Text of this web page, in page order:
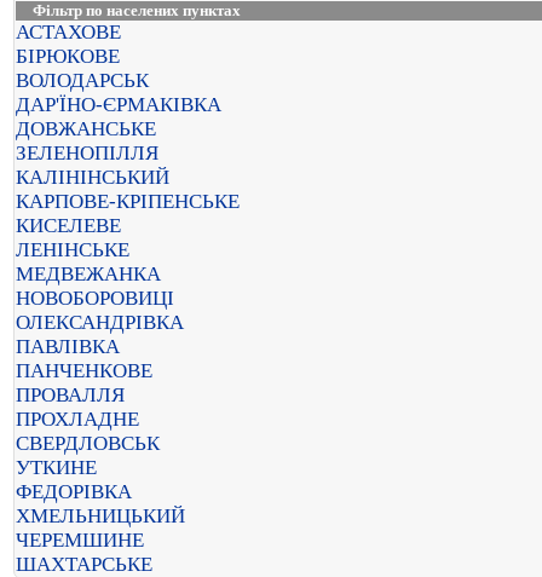
Фільтр по населених пунктах
АСТАХОВЕ
БІРЮКОВЕ
ВОЛОДАРСЬК
ДАР'ЇНО-ЄРМАКІВКА
ДОВЖАНСЬКЕ
ЗЕЛЕНОПІЛЛЯ
КАЛІНІНСЬКИЙ
КАРПОВЕ-КРІПЕНСЬКЕ
КИСЕЛЕВЕ
ЛЕНІНСЬКЕ
МЕДВЕЖАНКА
НОВОБОРОВИЦІ
ОЛЕКСАНДРІВКА
ПАВЛІВКА
ПАНЧЕНКОВЕ
ПРОВАЛЛЯ
ПРОХЛАДНЕ
СВЕРДЛОВСЬК
УТКИНЕ
ФЕДОРІВКА
ХМЕЛЬНИЦЬКИЙ
ЧЕРЕМШИНЕ
ШАХТАРСЬКЕ